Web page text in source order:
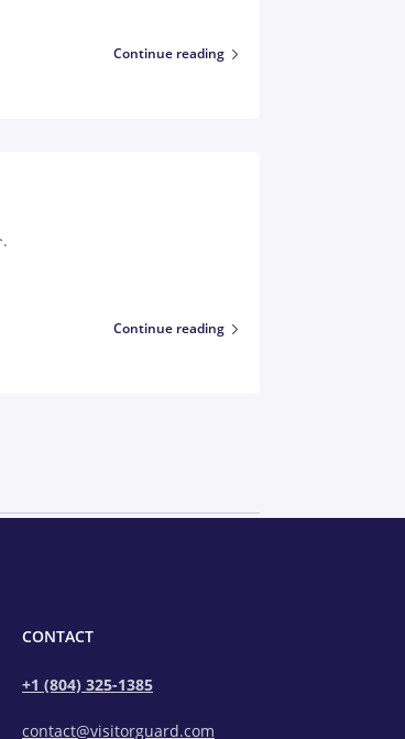
Continue reading
Continue reading
CONTACT
+1 (804) 325-1385
contact@visitorguard.com